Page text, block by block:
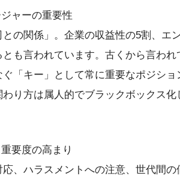
ャーの重要性
の関係」。企業の収益性の5割、エ
も言われています。古くから言われ
「キー」として常に重要なポジシ
り方は属人的でブラックボックス
要度の高まり
、ハラスメントへの注意、世代間